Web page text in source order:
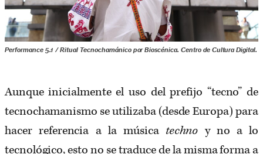
Performance 5.1 / Ritual Tecnochamánico por Bioscénica. Centro de Cultura Digital.
Aunque inicialmente el uso del prefijo “tecno” de
tecnochamanismo se utilizaba (desde Europa) para
hacer referencia a la música techno y no a lo
tecnológico, esto no se traduce de la misma forma a